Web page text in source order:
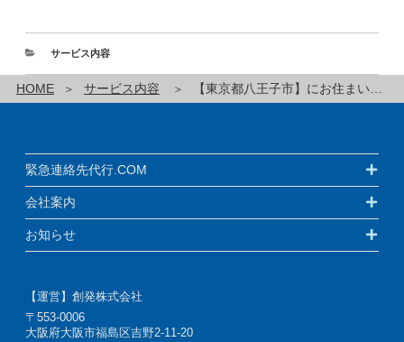
サービス内容
HOME サービス内容 【東京都八王子市】にお住まいの方の緊急連絡先代行サービスです！
緊急連絡先代行.COM
会社案内
お知らせ
【運営】創発株式会社
〒553-0006
大阪府大阪市福島区吉野2-11-20